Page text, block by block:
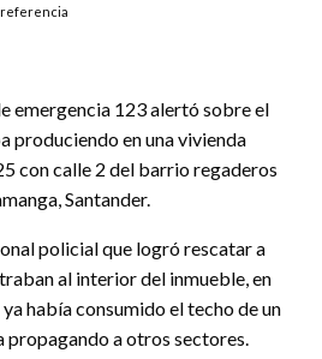
referencia
emergencia 123 alertó sobre el
produciendo en una vivienda
con calle 2 del barrio regaderos
Santander.
policial que logró rescatar a
al interior del inmueble, en
había consumido el techo de un
a otros sectores.